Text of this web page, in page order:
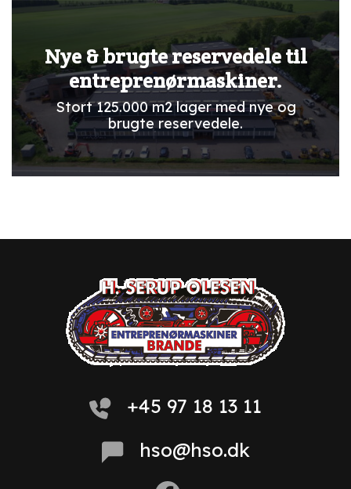
Nye & brugte reservedele til
entreprenørmaskiner.
Stort 125.000 m2 lager med nye og
brugte reservedele.
+45 97 18 13 11
hso@hso.dk